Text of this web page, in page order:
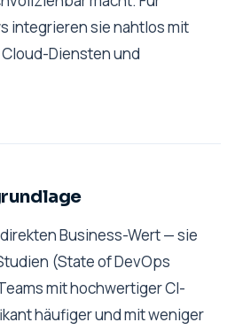
integrieren sie nahtlos mit
Diensten und
Business-Wert — sie
(State of DevOps
mit hochwertiger CI-
häufiger und mit weniger